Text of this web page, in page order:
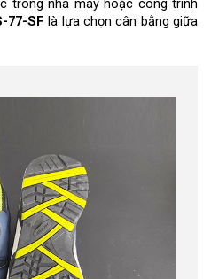
trong nhà máy hoặc công trình
77-SF là lựa chọn cân bằng giữa